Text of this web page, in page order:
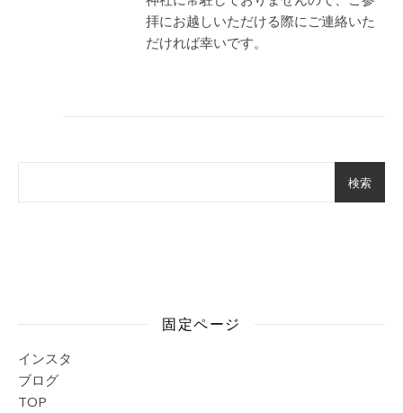
拝にお越しいただける際にご連絡いた
だければ幸いです。
検索
固定ページ
インスタ
ブログ
TOP